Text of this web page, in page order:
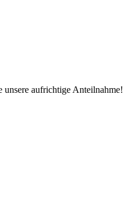
aufrichtige Anteilnahme!